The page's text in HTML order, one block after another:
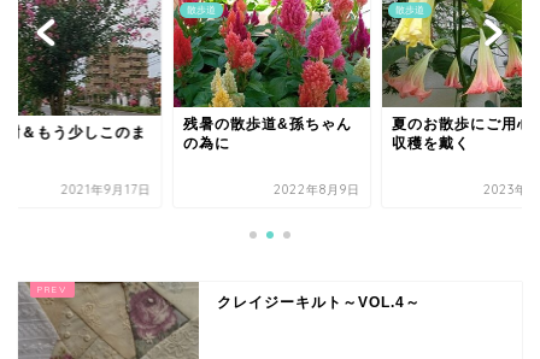
樹＆もう少しこのま
2021年9月17日
散歩道
残暑の散歩道&孫ちゃん
の為に
2022年8月9日
散歩道
夏のお散歩にご用心
収穫を戴く
2023年7
クレイジーキルト～VOL.4～